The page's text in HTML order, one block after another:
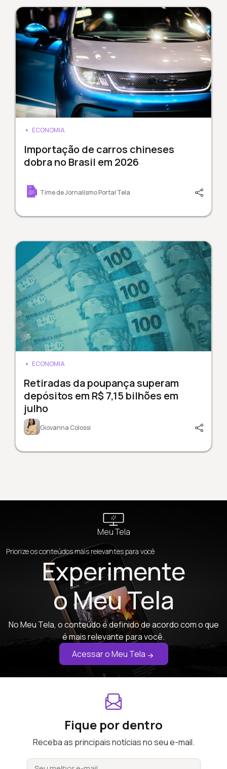
ECONOMIA
Importação de carros chineses
dobra no Brasil em 2026
Time de Jornalismo Portal Tela
ECONOMIA
Retiradas da poupança superam
depósitos em R$ 7,15 bilhões em
julho
Giovanna Colossi
Meu Tela
Priorize os conteúdos mais relevantes para você
Experimente
o Meu Tela
No Meu Tela, o conteúdo é definido de acordo com o que
é mais relevante para você.
Acessar o Meu Tela
Fique por dentro
Receba as principais notícias no seu e-mail.